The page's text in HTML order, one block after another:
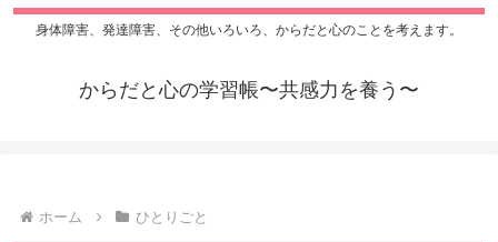
身体障害、発達障害、その他いろいろ、からだと心のことを考えます。
からだと心の学習帳〜共感力を養う〜
ホーム ひとりごと